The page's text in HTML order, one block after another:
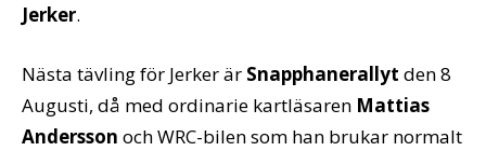
Jerker.
Nästa tävling för Jerker är Snapphanerallyt den 8
Augusti, då med ordinarie kartläsaren Mattias
Andersson och WRC-bilen som han brukar normalt